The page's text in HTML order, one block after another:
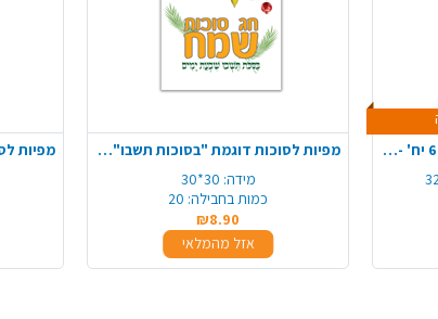
קערה מתכלה אובלי קנה סוכר 6 יח' - גדול
מפיות לסוכות דוגמת "בסוכות תשבו" 20 יח' - צבעוני
מידה: 30*30
כמות בחבילה: 20
₪8.90
אזל מהמלאי